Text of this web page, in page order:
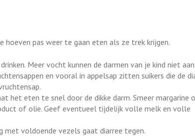
hoeven pas weer te gaan eten als ze trek krijgen.
Meer vocht kunnen de darmen van je kind niet aan.
en vooral in appelsap zitten suikers die de
het eten te snel door de dikke darm. Smeer margarine
of olie. Geef eventueel tijdelijk volle melk en volle
met voldoende vezels gaat diarree tegen.